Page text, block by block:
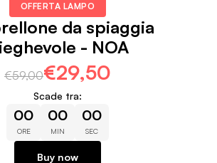
OFFERTA LAMPO
da spiaggia
- NOA
€59,00€29,50
Scade tra:
00
ORE
00
MIN
00
SEC
Buy now